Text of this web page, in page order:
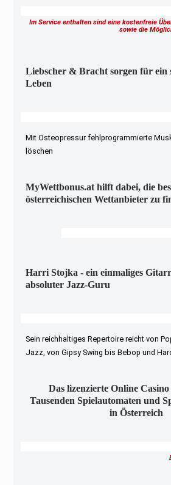
Im Service enthalten sind eine kostenfreie
sowie die
Liebscher & Bracht sorgen für ein
Leben
Mit Osteopressur fehlprogrammierte
löschen
MyWettbonus.at hilft dabei, die
österreichischen Wettanbieter zu
Harri Stojka - ein einmaliges
absoluter Jazz-Guru
Sein reichhaltiges Repertoire reicht von
Jazz, von Gipsy Swing bis Bebop und
Das lizenzierte Online
Tausenden Spielautomaten und
in Österreich